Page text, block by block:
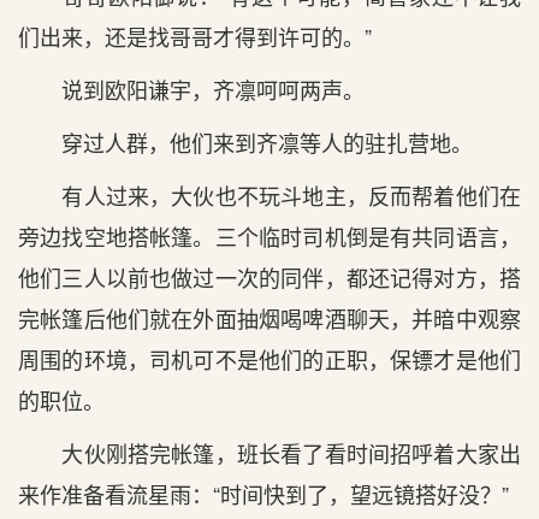
们出来，还是找哥哥才得到许可的。”
说到欧阳谦宇，齐凛呵呵两声。
穿过人群，他们来到齐凛等人的驻扎营地。
有人过来，大伙也不玩斗地主，反而帮着他们在
旁边找空地搭帐篷。三个临时司机倒是有共同语言，
他们三人以前也做过一次的同伴，都还记得对方，搭
完帐篷后他们就在外面抽烟喝啤酒聊天，并暗中观察
周围的环境，司机可不是他们的正职，保镖才是他们
的职位。
大伙刚搭完帐篷，班长看了看时间招呼着大家出
来作准备看流星雨：“时间快到了，望远镜搭好没？”